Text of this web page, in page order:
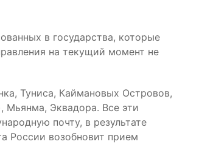
в государства, которые
на текущий момент не
Туниса, Каймановых Островов,
Мьянма, Эквадора. Все эти
почту, в результате
России возобновит прием